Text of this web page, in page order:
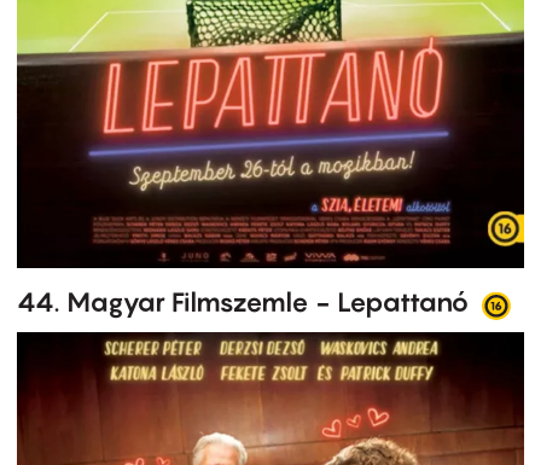
44. Magyar Filmszemle - Lepattanó